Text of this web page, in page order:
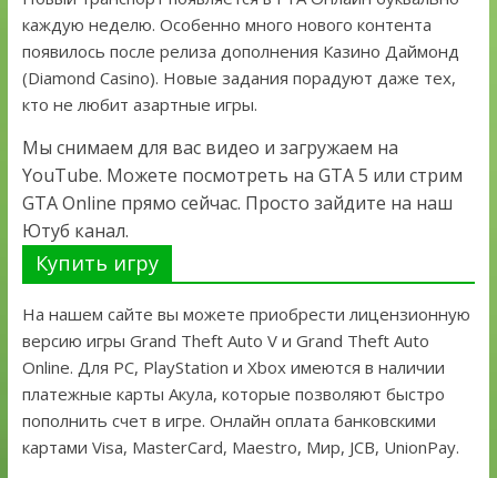
каждую неделю. Особенно много нового контента
появилось после релиза дополнения Казино Даймонд
(Diamond Casino). Новые задания порадуют даже тех,
кто не любит азартные игры.
Мы снимаем для вас видео и загружаем на
YouTube. Можете посмотреть на GTA 5 или стрим
GTA Online прямо сейчас. Просто зайдите на наш
Ютуб канал.
Купить игру
На нашем сайте вы можете приобрести лицензионную
версию игры Grand Theft Auto V и Grand Theft Auto
Online. Для PC, PlayStation и Xbox имеются в наличии
платежные карты Акула, которые позволяют быстро
пополнить счет в игре. Онлайн оплата банковскими
картами Visa, MasterCard, Maestro, Мир, JCB, UnionPay.